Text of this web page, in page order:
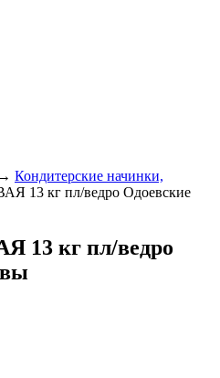
→ Кондитерские начинки,
13 кг пл/ведро Одоевские
13 кг пл/ведро